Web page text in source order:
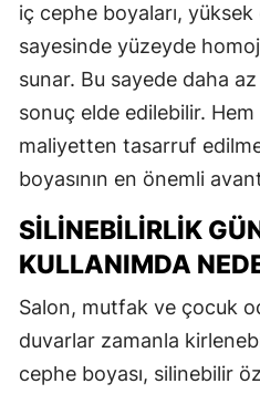
iç cephe boyaları,
sayesinde yüzeyde
sunar. Bu sayede daha
sonuç elde edilebilir.
maliyetten tasarruf
boyasının en önemli
SILINEBILIRLIK
KULLANIMDA
Salon, mutfak ve çocuk
duvarlar zamanla
cephe boyası, silinebilir